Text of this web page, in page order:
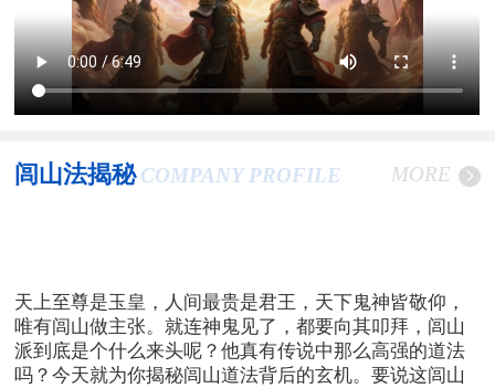
闾山法揭秘 COMPANY PROFILE MORE
天上至尊是玉皇，人间最贵是君王，天下鬼神皆敬仰，
唯有闾山做主张。就连神鬼见了，都要向其叩拜，闾山
派到底是个什么来头呢？他真有传说中那么高强的道法
吗？今天就为你揭秘闾山道法背后的玄机。要说这闾山